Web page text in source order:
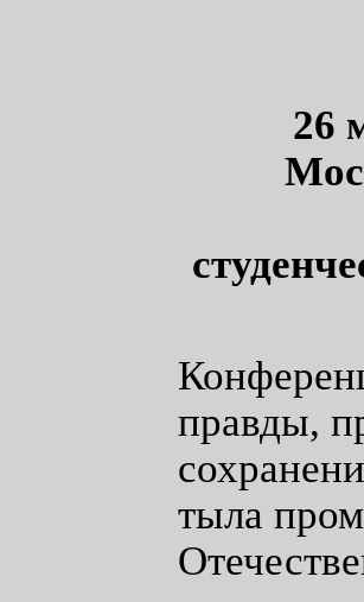
26
правды,
тыла